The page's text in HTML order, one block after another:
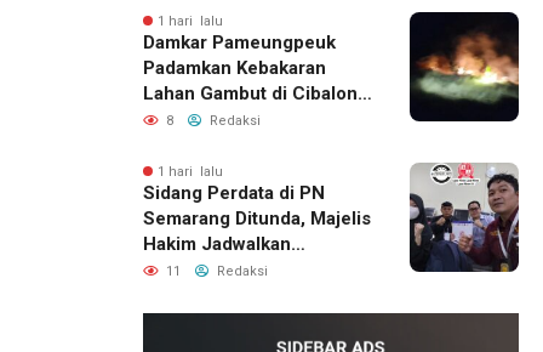
1 hari lalu
Damkar Pameungpeuk
Padamkan Kebakaran
Lahan Gambut di Cibalong,
Permukiman Warga
8 Redaksi
1 hari lalu
Sidang Perdata di PN
Semarang Ditunda, Majelis
Hakim Jadwalkan
Pemanggilan Ulang BPR
11 Redaksi